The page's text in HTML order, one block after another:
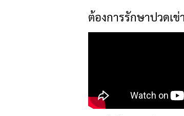
ต้องการรักษาปวดเข่